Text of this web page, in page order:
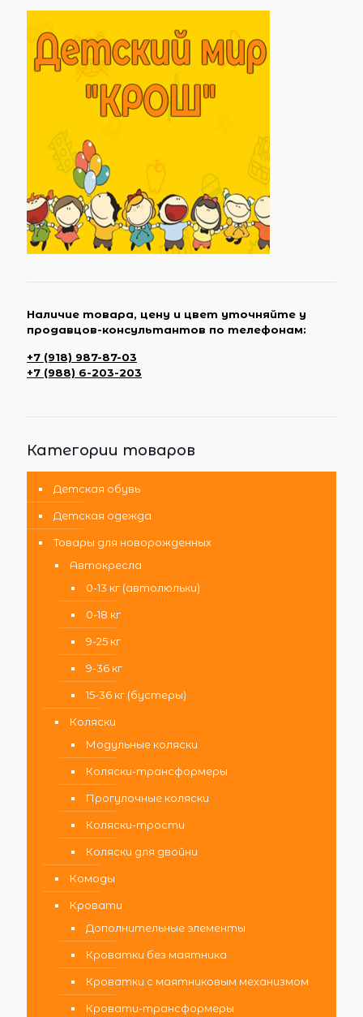
Наличие товара, цену и цвет уточняйте у
продавцов-консультантов по телефонам:
+7 (918) 987-87-03
+7 (988) 6-203-203
Категории товаров
Детская обувь
Детская одежда
Товары для новорожденных
Автокресла
0-13 кг (автолюльки)
0-18 кг
9-25 кг
9-36 кг
15-36 кг (бустеры)
Коляски
Модульные коляски
Коляски-трансформеры
Прогулочные коляски
Коляски-трости
Коляски для двойни
Комоды
Кровати
Дополнительные элементы
Кроватки без маятника
Кроватки с маятниковым механизмом
Кровати-трансформеры